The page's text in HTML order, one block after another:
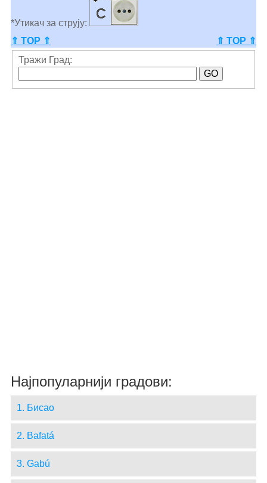
*Утикач за струју:
⇑ TOP ⇑
⇑ TOP ⇑
Тражи Град:
Најпопуларнији градови:
1. Бисао
2. Bafatá
3. Gabú